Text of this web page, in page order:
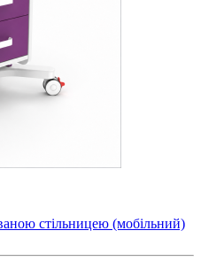
стільницею (мобільний)